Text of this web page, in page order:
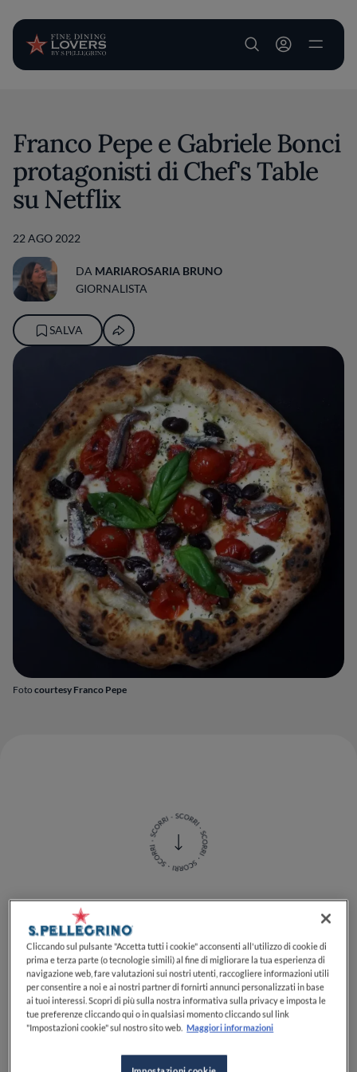
User account
Foto courtesy Franco Pepe
Franco Pepe e Gabriele Bonci
protagonisti di Chef's Table
su Netflix
22 AGO 2022
DA MARIAROSARIA BRUNO
GIORNALISTA
SALVA
Sarà il mondo dellapizza
, con due protagonisti italiani
d'eccezione,Franco PepeeGabriele Bonci,al centro
dei nuovi episodi diChef’s Table, suNetFlixdal 7
settembre. La nuova stagione della celebre docu-
serie, diventata un cult per tutti gli appassionati di
gastronomia, racconterà l’arte bianca, entrando nelle
cucine di chi ha elevato a un livello superiore un
prodotto fondato sul sapere della tradizione,
Cliccando sul pulsante "Accetta tutti i cookie" acconsenti all'utilizzo di cookie di
prima e terza parte (o tecnologie simili) al fine di migliorare la tua esperienza di
navigazione web, fare valutazioni sui nostri utenti, raccogliere informazioni utili
per consentire a noi e ai nostri partner di fornirti annunci personalizzati in base
ai tuoi interessi. Scopri di più sulla nostra informativa sulla privacy e imposta le
tue preferenze cliccando qui o in qualsiasi momento cliccando sul link
"Impostazioni cookie" sul nostro sito web. Maggiori informazioni